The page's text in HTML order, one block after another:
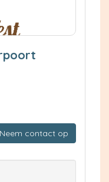
Neem contact op